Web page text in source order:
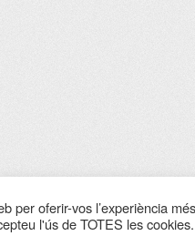
per oferir-vos l’experiència
l'ús de TOTES les